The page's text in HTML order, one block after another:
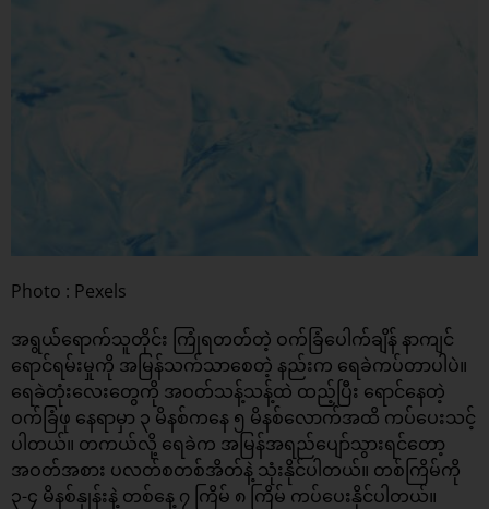
Photo : Pexels
အရွယ်ရောက်သူတိုင်း ကြုံရတတ်တဲ့ ဝက်ခြံပေါက်ချိန် နာကျင်
ရောင်ရမ်းမှုကို အမြန်သက်သာစေတဲ့ နည်းက ရေခဲကပ်တာပါပဲ။
ရေခဲတုံးလေးတွေကို အဝတ်သန့်သန့်ထဲ ထည့်ပြီး ရောင်နေတဲ့
ဝက်ခြံဖု နေရာမှာ ၃ မိနစ်ကနေ ၅ မိနစ်လောက်အထိ ကပ်ပေးသင့်
ပါတယ်။ တကယ်လို့ ရေခဲက အမြန်အရည်ပျော်သွားရင်တော့
အဝတ်အစား ပလတ်စတစ်အိတ်နဲ့ သုံးနိုင်ပါတယ်။ တစ်ကြိမ်ကို
၃-၄ မိနစ်နှုန်းနဲ့ တစ်နေ့ ၇ ကြိမ် ၈ ကြိမ် ကပ်ပေးနိုင်ပါတယ်။